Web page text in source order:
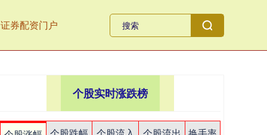
券配资门户
个股实时涨跌榜